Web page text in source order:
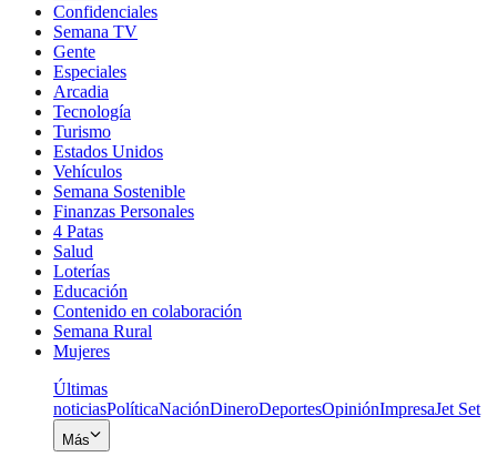
Confidenciales
Semana TV
Gente
Especiales
Arcadia
Tecnología
Turismo
Estados Unidos
Vehículos
Semana Sostenible
Finanzas Personales
4 Patas
Salud
Loterías
Educación
Contenido en colaboración
Semana Rural
Mujeres
Últimas
noticiasPolíticaNaciónDineroDeportesOpiniónImpresaJet Set
Más